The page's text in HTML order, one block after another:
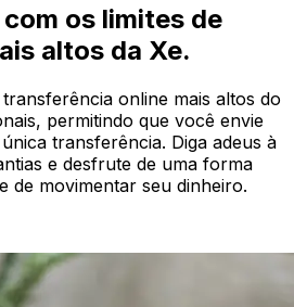
os limites de
altos da Xe.
online mais altos do
permitindo que você envie
transferência. Diga adeus à
e desfrute de uma forma
de movimentar seu dinheiro.